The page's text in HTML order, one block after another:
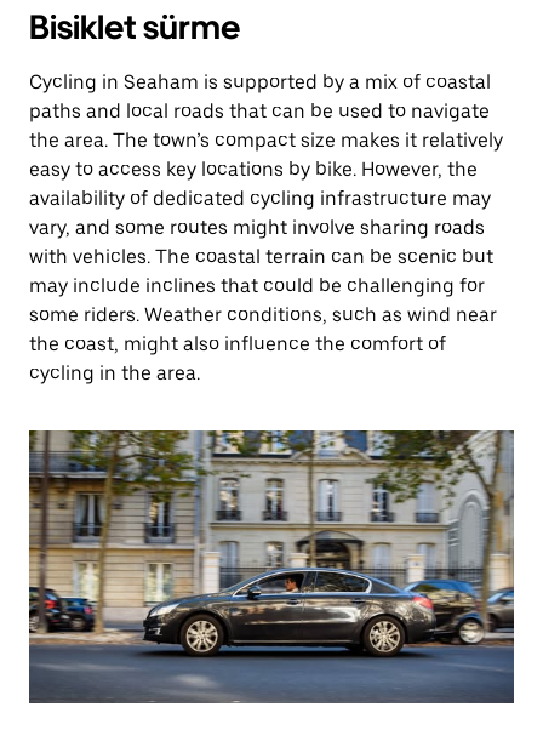
Bisiklet sürme
Cycling in Seaham is supported by a mix of coastal
paths and local roads that can be used to navigate
the area. The town’s compact size makes it relatively
easy to access key locations by bike. However, the
availability of dedicated cycling infrastructure may
vary, and some routes might involve sharing roads
with vehicles. The coastal terrain can be scenic but
may include inclines that could be challenging for
some riders. Weather conditions, such as wind near
the coast, might also influence the comfort of
cycling in the area.